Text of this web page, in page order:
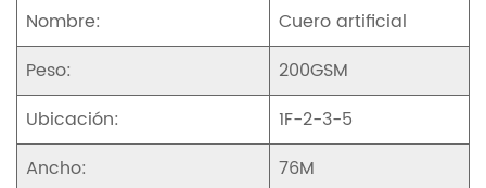
Nombre:
Cuero artificial
Peso:
200GSM
Ubicación:
1F-2-3-5
Ancho:
76M